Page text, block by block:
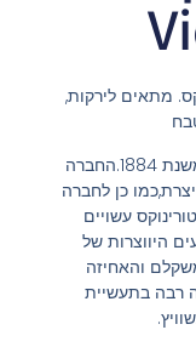
מתאים לירקות,
חברת ויקטורינוקס מייצרת סכיני איכות משנת 1884.החברה
כן לחברה
עשויים
היווצרות של
והאחיזה
רבה בתעשיית